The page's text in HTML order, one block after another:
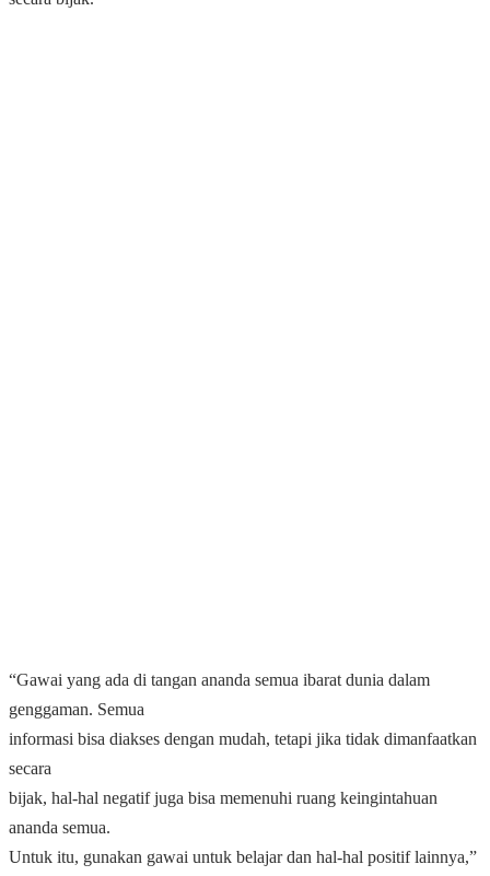
“Gawai yang ada di tangan ananda semua ibarat dunia dalam
genggaman. Semua
informasi bisa diakses dengan mudah, tetapi jika tidak dimanfaatkan
secara
bijak, hal-hal negatif juga bisa memenuhi ruang keingintahuan
ananda semua.
Untuk itu, gunakan gawai untuk belajar dan hal-hal positif lainnya,”